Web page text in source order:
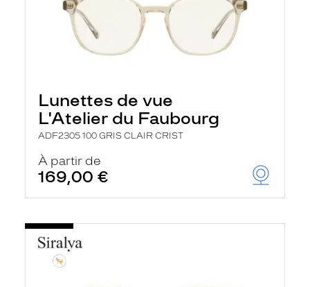
Lunettes de vue
L'Atelier du Faubourg
ADF2305 100 GRIS CLAIR CRIST
À partir de
169,00 €